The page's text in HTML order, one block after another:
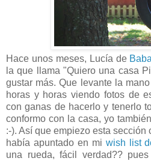
Hace unos meses, Lucía de
la que llama "Quiero una casa
gustar más. Que levante la
horas y horas viendo fotos de
con ganas de hacerlo y tenerlo
conformo con la casa, yo
:-). Así que empiezo esta
había apuntado en mi wish list
una rueda, fácil verdad??